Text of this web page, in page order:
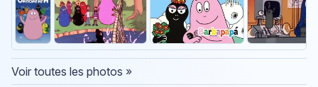
Voir toutes les photos »